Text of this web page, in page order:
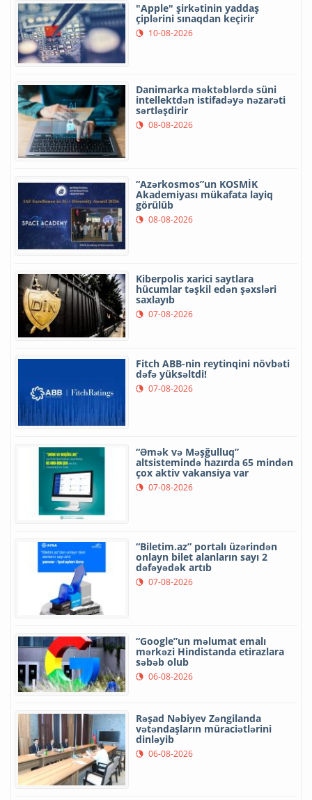
"Apple" şirkətinin yaddaş
çiplərini sınaqdan keçirir
10-08-2026
Danimarka məktəblərdə süni
intellektdən istifadəyə nəzarəti
sərtləşdirir
08-08-2026
“Azərkosmos”un KOSMİK
Akademiyası mükafata layiq
görülüb
08-08-2026
Kiberpolis xarici saytlara
hücumlar təşkil edən şəxsləri
saxlayıb
07-08-2026
Fitch ABB-nin reytinqini növbəti
dəfə yüksəltdi!
07-08-2026
“Əmək və Məşğulluq”
altsistemində hazırda 65 mindən
çox aktiv vakansiya var
07-08-2026
“Biletim.az” portalı üzərindən
onlayn bilet alanların sayı 2
dəfəyədək artıb
07-08-2026
“Google”un məlumat emalı
mərkəzi Hindistanda etirazlara
səbəb olub
06-08-2026
Rəşad Nəbiyev Zəngilanda
vətəndaşların müraciətlərini
dinləyib
06-08-2026